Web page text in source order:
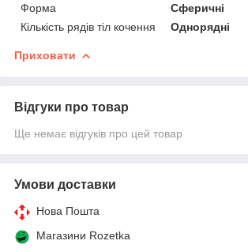
Форма
Сферичні
Кількість рядів тіл кочення
Однорядні
Приховати
Відгуки про товар
Ще немає відгуків про цей товар
Умови доставки
Нова Пошта
Магазини Rozetka